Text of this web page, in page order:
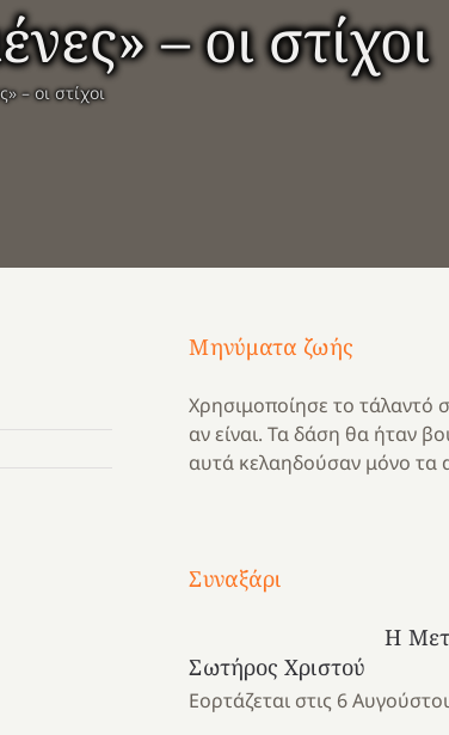
– οι στίχοι
– οι στίχοι
Μηνύματα ζωής
Χρησιμοποίησε το τάλαντό
αν είναι. Τα δάση θα ήταν
αυτά κελαηδούσαν μόνο τα
Συναξάρι
Η
Σωτήρος Χριστού
Εορτάζεται στις 6
Μια
ένα
καλοκαίρι
και
Νοσοκομείο
“Ερυθρός
Κατασκηνωτικές
το
Ελληνικό